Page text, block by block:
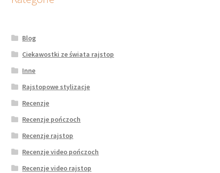
Blog
Ciekawostki ze świata rajstop
Inne
Rajstopowe stylizacje
Recenzje
Recenzje pończoch
Recenzje rajstop
Recenzje video pończoch
Recenzje video rajstop